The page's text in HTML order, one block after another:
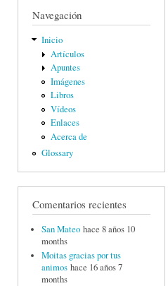
Navegación
Inicio
Artículos
Apuntes
Imágenes
Libros
Vídeos
Enlaces
Acerca de
Glossary
Comentarios recientes
San Mateo hace 8 años 10
months
Moitas gracias por tus
animos hace 16 años 7
months